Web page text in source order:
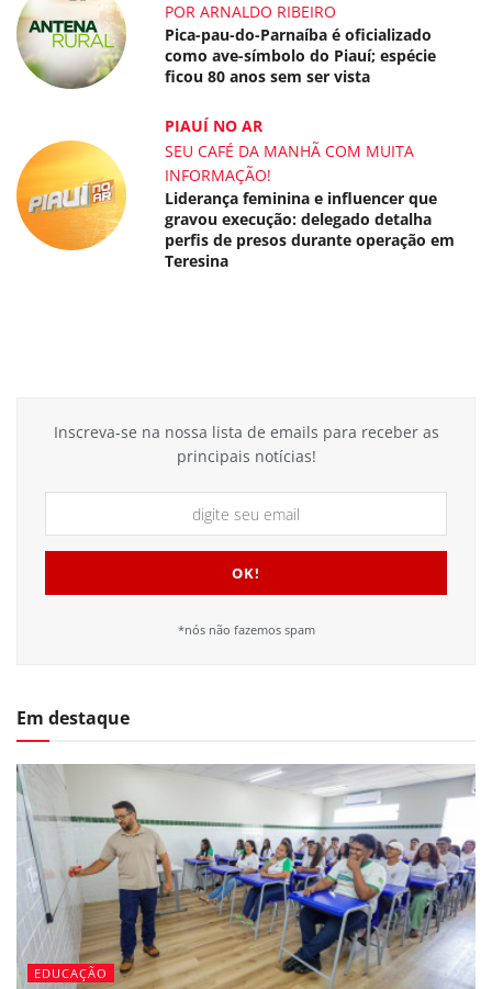
POR ARNALDO RIBEIRO
Pica-pau-do-Parnaíba é oficializado
como ave-símbolo do Piauí; espécie
ficou 80 anos sem ser vista
PIAUÍ NO AR
SEU CAFÉ DA MANHÃ COM MUITA
INFORMAÇÃO!
Liderança feminina e influencer que
gravou execução: delegado detalha
perfis de presos durante operação em
Teresina
Inscreva-se na nossa lista de emails para receber as
principais notícias!
*nós não fazemos spam
Em destaque
EDUCAÇÃO